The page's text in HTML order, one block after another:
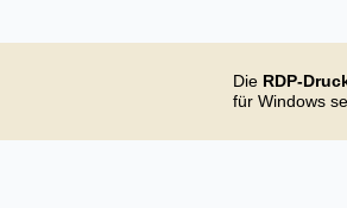
Die RDP-
für Windows